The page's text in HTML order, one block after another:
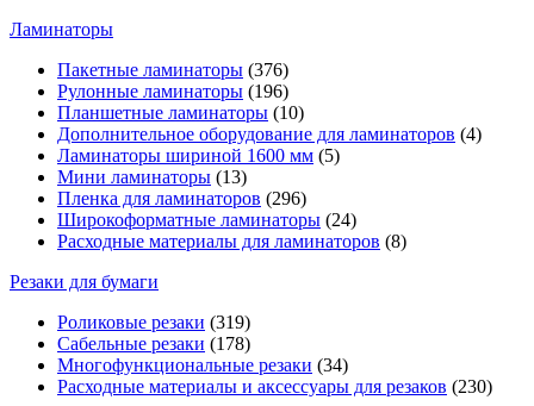
Ламинаторы
Пакетные ламинаторы (376)
Рулонные ламинаторы (196)
Планшетные ламинаторы (10)
Дополнительное оборудование для ламинаторов (4)
Ламинаторы шириной 1600 мм (5)
Мини ламинаторы (13)
Пленка для ламинаторов (296)
Широкоформатные ламинаторы (24)
Расходные материалы для ламинаторов (8)
Резаки для бумаги
Роликовые резаки (319)
Сабельные резаки (178)
Многофункциональные резаки (34)
Расходные материалы и аксессуары для резаков (230)